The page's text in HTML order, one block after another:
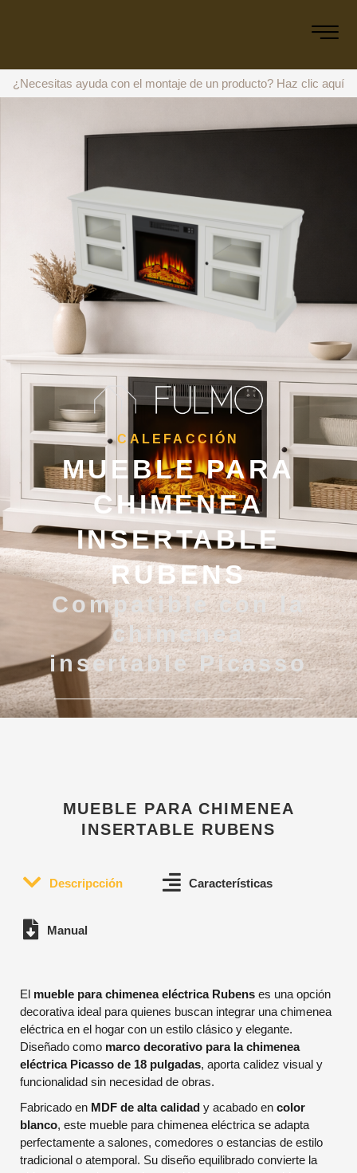
¿Necesitas ayuda con el montaje de un producto? Haz clic aquí
CALEFACCIÓN
MUEBLE PARA
CHIMENEA
INSERTABLE
RUBENS
Compatible con la
chimenea
insertable Picasso
MUEBLE PARA CHIMENEA
INSERTABLE RUBENS
Descripcción Características
Manual
El mueble para chimenea eléctrica Rubens es una opción
decorativa ideal para quienes buscan integrar una chimenea
eléctrica en el hogar con un estilo clásico y elegante.
Diseñado como marco decorativo para la chimenea
eléctrica Picasso de 18 pulgadas, aporta calidez visual y
funcionalidad sin necesidad de obras.
Fabricado en MDF de alta calidad y acabado en color
blanco, este mueble para chimenea eléctrica se adapta
perfectamente a salones, comedores o estancias de estilo
tradicional o atemporal. Su diseño equilibrado convierte la